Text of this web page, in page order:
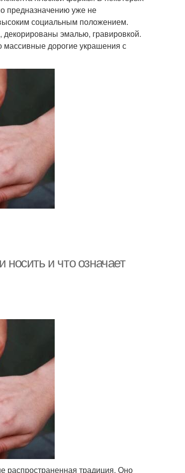
предназначению уже не
социальным положением.
эмалью, гравировкой.
массивные дорогие украшения с
и что означает
распространенная традиция. Оно